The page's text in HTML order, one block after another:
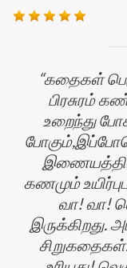
கதைகள்
பிரசுரம்
உறைந்து
இணையத்தில்
கணமும்
வா! வா!
இருக்கிறது.